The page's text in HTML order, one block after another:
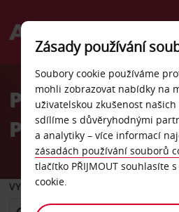
Welcome
AvisPronájem auta
Phitsanulok
VYZVEDNOUT Z
Zásady používání
Soubory cookie používáme
mohli zobrazovat nabídky na
uživatelskou zkušenost
sdílíme s důvěryhodnými
a analytiky – více informací
zásadách používání souborů
tlačítko PŘIJMOUT souhlasíte
cookie.